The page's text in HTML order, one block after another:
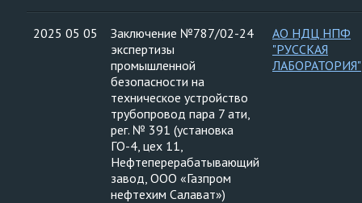
2025 05 05
Заключение №787/02-24
экспертизы
промышленной
безопасности на
техническое устройство
трубопровод пара 7 ати,
рег. № 391 (установка
ГО-4, цех 11,
Нефтеперерабатывающий
завод, ООО «Газпром
нефтехим Салават»)
АО НДЦ НПФ
"РУССКАЯ
ЛАБОРАТОРИЯ"